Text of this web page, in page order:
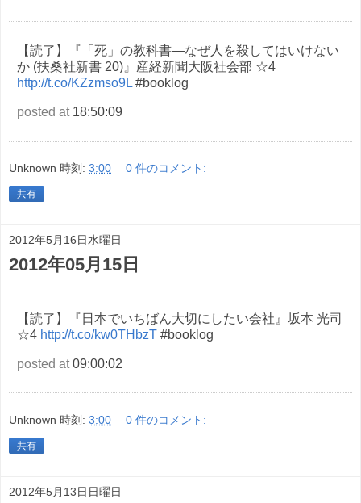
【読了】『「死」の教科書―なぜ人を殺してはいけない
か (扶桑社新書 20)』産経新聞大阪社会部 ☆4
http://t.co/KZzmso9L #booklog
posted at18:50:09
Unknown 時刻: 3:00 0 件のコメント:
共有
2012年5月16日水曜日
2012年05月15日
【読了】『日本でいちばん大切にしたい会社』坂本 光司
☆4 http://t.co/kw0THbzT #booklog
posted at09:00:02
Unknown 時刻: 3:00 0 件のコメント:
共有
2012年5月13日日曜日